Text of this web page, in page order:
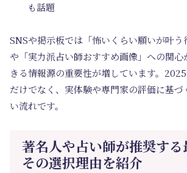
も話題
SNSや掲示板では「怖いくらい願いが叶う
や「実力派占い師おすすめ画像」への関心
きる情報源の重要性が増しています。
だけでなく、実体験や専⾨家の評価に基づ
い流れです。
著名人や占い師が推奨する
その選択理由を紹介